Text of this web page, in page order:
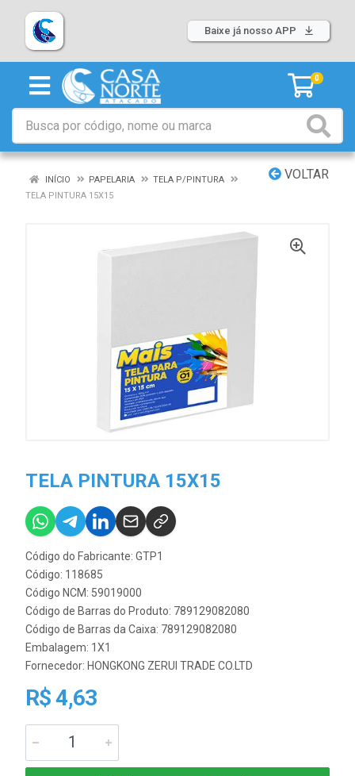
Baixe já nosso APP
0
VOLTAR
INÍCIO PAPELARIA
TELA P/PINTURA
TELA PINTURA 15X15
TELA PINTURA 15X15
Código do Fabricante: GTP1
Código: 118685
Código NCM: 59019000
Código de Barras do Produto: 789129082080
Código de Barras da Caixa: 789129082080
Embalagem: 1X1
Fornecedor: HONGKONG ZERUI TRADE CO.LTD
R$ 4,63